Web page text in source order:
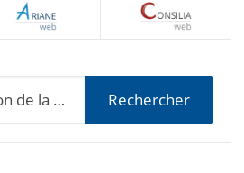
ARIANEWEB
Rechercher